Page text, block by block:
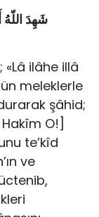
شَهِدَ اللّهُ
ilâhe illâ
meleklerle
şâhid;
O!]
te’kîd
ve